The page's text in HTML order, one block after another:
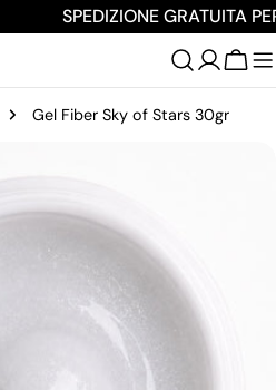
SPEDIZIONE GRATUITA
Gel Fiber Sky of Stars 30gr